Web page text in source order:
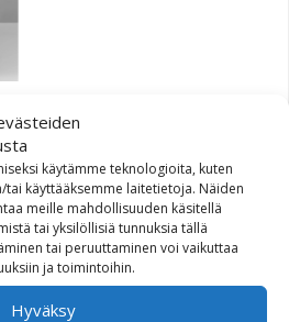
käytämme teknologioita, kuten
tai käyttääksemme laitetietoja. Näiden
meille mahdollisuuden käsitellä
tai yksilöllisiä tunnuksia tällä
tai peruuttaminen voi vaikuttaa
ja toimintoihin.
Hyväksy